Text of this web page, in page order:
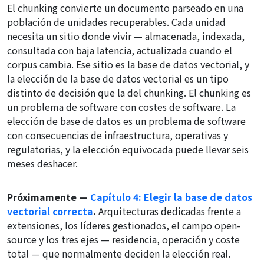
El chunking convierte un documento parseado en una
población de unidades recuperables. Cada unidad
necesita un sitio donde vivir — almacenada, indexada,
consultada con baja latencia, actualizada cuando el
corpus cambia. Ese sitio es la base de datos vectorial, y
la elección de la base de datos vectorial es un tipo
distinto de decisión que la del chunking. El chunking es
un problema de software con costes de software. La
elección de base de datos es un problema de software
con consecuencias de infraestructura, operativas y
regulatorias, y la elección equivocada puede llevar seis
meses deshacer.
Próximamente — Capítulo 4: Elegir la base de datos
vectorial correcta. Arquitecturas dedicadas frente a
extensiones, los líderes gestionados, el campo open-
source y los tres ejes — residencia, operación y coste
total — que normalmente deciden la elección real.